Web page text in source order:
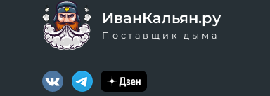
ИванКальян.ру
Поставщик дыма